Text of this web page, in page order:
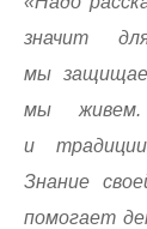
значит
мы
мы живем.
и
Знание
помогает